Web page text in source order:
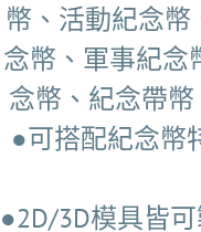
幣、活動紀念
念幣、軍事紀念
念幣、紀念帶
●可搭配紀念幣
●2D/3D模具皆